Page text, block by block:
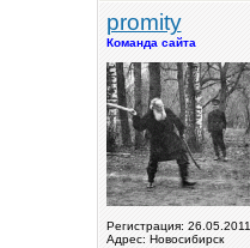
promity
Команда сайта
Регистрация: 26.05.2011
Адрес: Новосибирск